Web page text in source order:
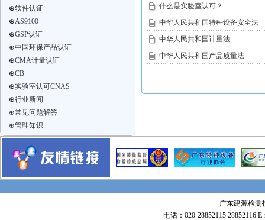
⊕软件认证
⊕AS9100
⊕GSP认证
⊕中国环保产品认证
⊕CMA计量认证
⊕CB
⊕实验室认可CNAS
⊕行业新闻
⊕常见问题解答
⊕管理知识
什么是实验室认可？
中华人民共和国特种设备安全法
中华人民共和国计量法
中华人民共和国产品质量法
广东建源检测
电话：020-28852115 28852116